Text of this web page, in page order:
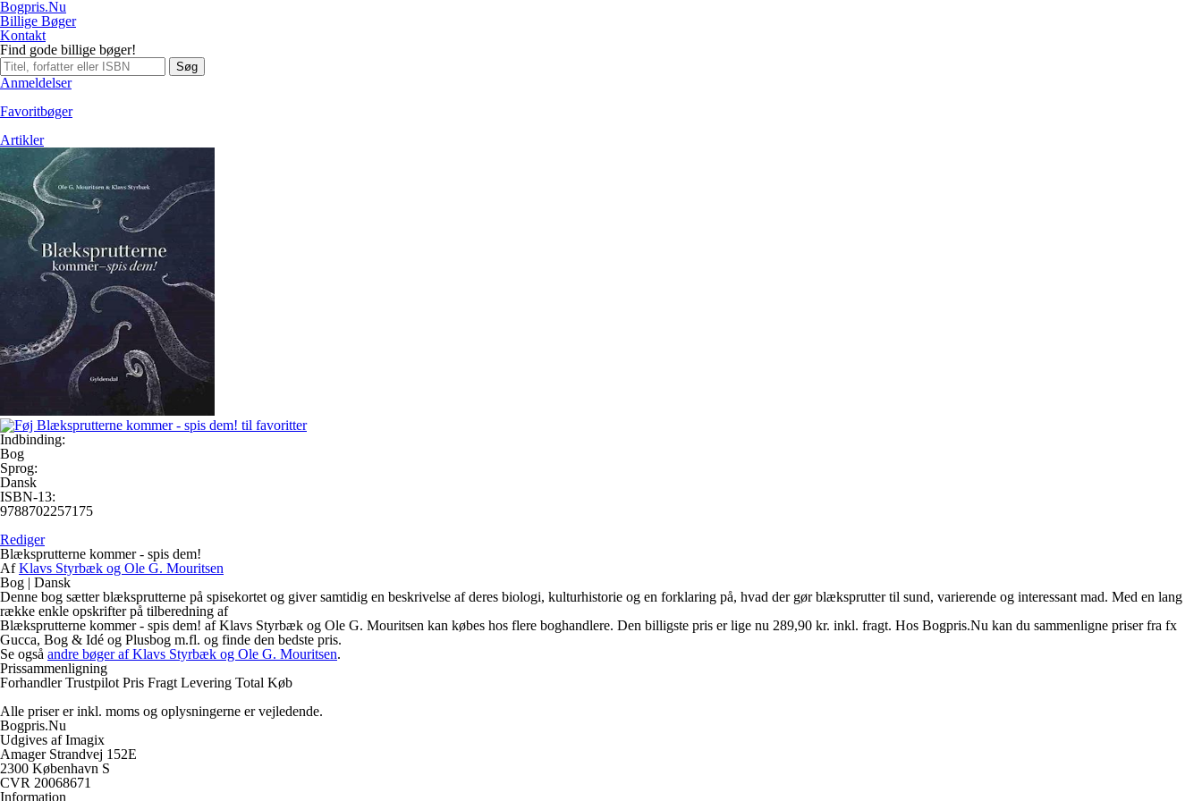
Bogpris.Nu
Billige Bøger
Kontakt
Find gode billige bøger!
Søg
Anmeldelser
Favoritbøger
Artikler
Indbinding:
Bog
Sprog:
Dansk
ISBN-13:
9788702257175
Rediger
Blæksprutterne kommer - spis dem!
AfKlavs Styrbæk og Ole G. Mouritsen
Bog | Dansk
Denne bog sætter blæksprutterne på spisekortet og giver samtidig en beskrivelse af deres biologi, kulturhistorie og en forklaring på, hvad der gør blæksprutter til sund, varierende og interessant mad. Med en lang
række enkle opskrifter på tilberedning af
Blæksprutterne kommer - spis dem! af Klavs Styrbæk og Ole G. Mouritsen kan købes hos flere boghandlere. Den billigste pris er lige nu 289,90 kr. inkl. fragt. Hos Bogpris.Nu kan du sammenligne priser fra fx
Gucca, Bog & Idé og Plusbog m.fl. og finde den bedste pris.
Se også andre bøger af Klavs Styrbæk og Ole G. Mouritsen.
Prissammenligning
Forhandler Trustpilot Pris Fragt Levering Total Køb
Alle priser er inkl. moms og oplysningerne er vejledende.
Bogpris.Nu
Udgives af Imagix
Amager Strandvej 152E
2300 København S
CVR 20068671
Information